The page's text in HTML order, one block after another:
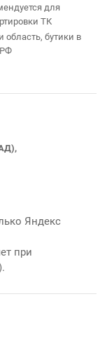
для
ТК
область, бутики в
Яндекс
при